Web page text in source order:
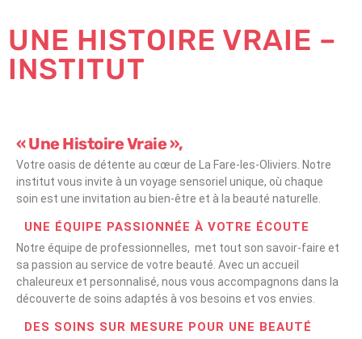
UNE HISTOIRE VRAIE –
INSTITUT
« Une Histoire Vraie »,
Votre oasis de détente au cœur de La Fare-les-Oliviers. Notre
institut vous invite à un voyage sensoriel unique, où chaque
soin est une invitation au bien-être et à la beauté naturelle.
UNE ÉQUIPE PASSIONNÉE À VOTRE ÉCOUTE
Notre équipe de professionnelles, met tout son savoir-faire et
sa passion au service de votre beauté. Avec un accueil
chaleureux et personnalisé, nous vous accompagnons dans la
découverte de soins adaptés à vos besoins et vos envies.
DES SOINS SUR MESURE POUR UNE BEAUTÉ